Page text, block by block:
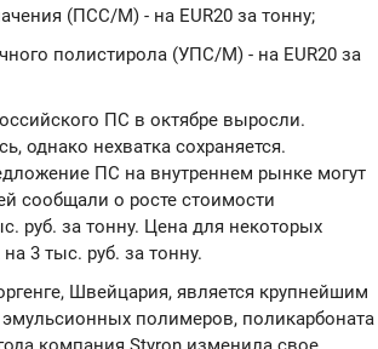
(ПСС/М) - на EUR20 за тонну;
полистирола (УПС/М) - на EUR20 за
ПС в октябре выросли.
однако нехватка сохраняется.
ПС на внутреннем рынке могут
сообщали о росте стоимости
руб. за тонну. Цена для некоторых
3 тыс. руб. за тонну.
Швейцария, является крупнейшим
полимеров, поликарбоната